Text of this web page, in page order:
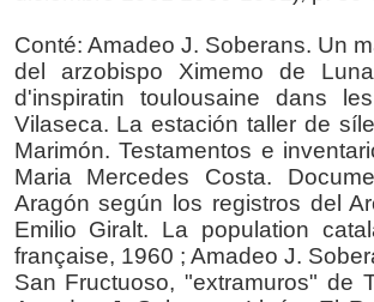
Conté: Amadeo J. Soberans. Un
del arzobispo Ximemo de
d'inspiratin toulousaine dans
Vilaseca. La estación taller de
Marimón. Testamentos e
Maria Mercedes Costa.
Aragón según los registros del
Emilio Giralt. La population
française, 1960 ; Amadeo J.
San Fructuoso, "extramuros" de